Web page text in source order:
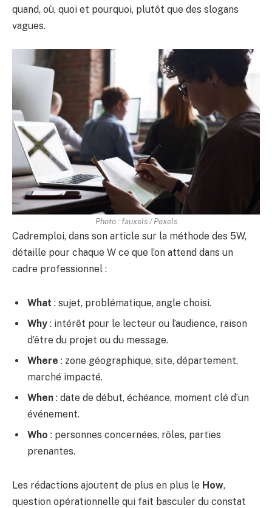
quand, où, quoi et pourquoi, plutôt que des slogans
vagues.
Photo : fauxels / Pexels
Cadremploi, dans son article sur la méthode des 5W,
détaille pour chaque W ce que l’on attend dans un
cadre professionnel :
What : sujet, problématique, angle choisi.
Why : intérêt pour le lecteur ou l’audience, raison
d’être du projet ou du message.
Where : zone géographique, site, département,
marché impacté.
When : date de début, échéance, moment clé d’un
événement.
Who : personnes concernées, rôles, parties
prenantes.
Les rédactions ajoutent de plus en plus le How,
question opérationnelle qui fait basculer du constat